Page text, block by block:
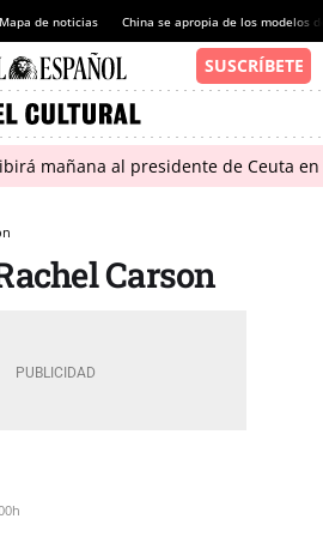
Mapa de noticias China se apropia de los modelos
mañana al presidente de Ceuta en
Carson